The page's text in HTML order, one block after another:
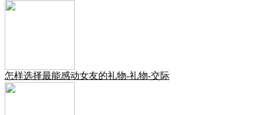
怎样选择最能感动女友的礼物-礼物-交际